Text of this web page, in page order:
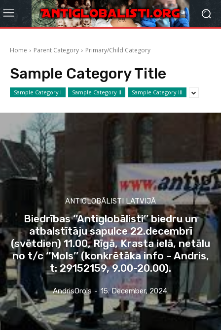
Home Parent Category Primary/Child Category
Sample Category Title
Sample Category I Sample Category II Sample Category III
ANTIGLOBĀLISTI LATVIJĀ
Biedrības ‘’Antiglobālisti’’ biedru un
atbalstītāju sapulce 22.decembrī
(svētdien) 11.00, Rīgā, Krasta ielā, netālu
no t/c ‘’Mols’’ (konkrētāka info – Andris,
t: 29152159, 9.00-20.00).
AndrisOrols - 15. December, 2024.